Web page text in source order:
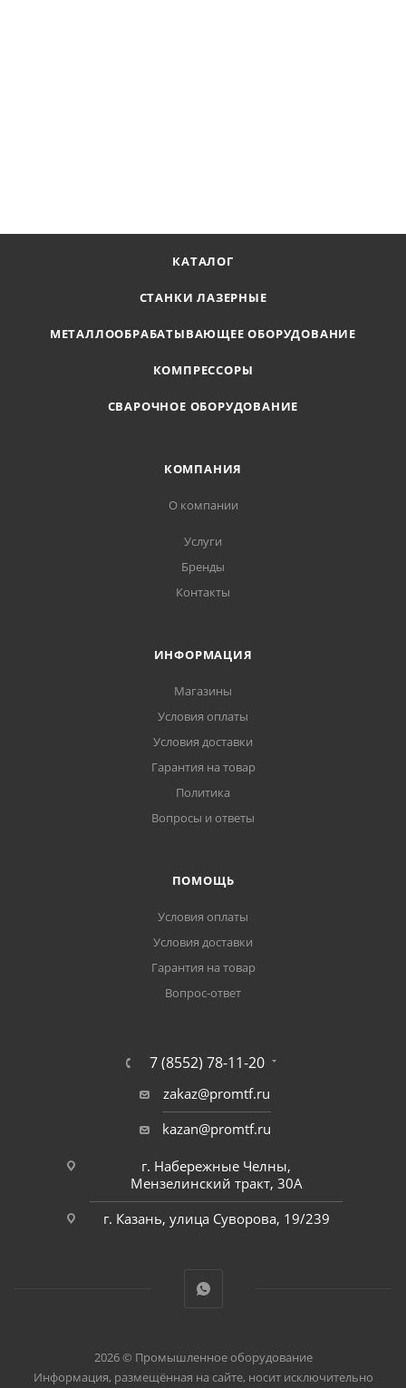
КАТАЛОГ
СТАНКИ ЛАЗЕРНЫЕ
МЕТАЛЛООБРАБАТЫВАЮЩЕЕ ОБОРУДОВАНИЕ
КОМПРЕССОРЫ
СВАРОЧНОЕ ОБОРУДОВАНИЕ
КОМПАНИЯ
О компании
Услуги
Бренды
Контакты
ИНФОРМАЦИЯ
Магазины
Условия оплаты
Условия доставки
Гарантия на товар
Политика
Вопросы и ответы
ПОМОЩЬ
Условия оплаты
Условия доставки
Гарантия на товар
Вопрос-ответ
7 (8552) 78-11-20
zakaz@promtf.ru
kazan@promtf.ru
г. Набережные Челны,
Мензелинский тракт, 30А
г. Казань, улица Суворова, 19/239
2026 © Промышленное оборудование
Информация, размещённая на сайте, носит исключительно